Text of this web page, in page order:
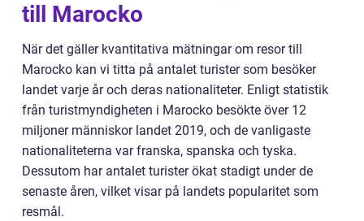
till Marocko
När det gäller kvantitativa mätningar om resor till
Marocko kan vi titta på antalet turister som besöker
landet varje år och deras nationaliteter. Enligt statistik
från turistmyndigheten i Marocko besökte över 12
miljoner människor landet 2019, och de vanligaste
nationaliteterna var franska, spanska och tyska.
Dessutom har antalet turister ökat stadigt under de
senaste åren, vilket visar på landets popularitet som
resmål.